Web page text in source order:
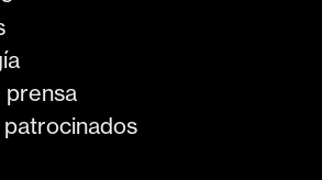
prensa